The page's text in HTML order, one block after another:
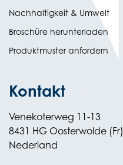
Nachhaltigkeit & Umwelt
Broschüre herunterladen
in
new
Produktmuster anfordern
Kontakt
Venekoterweg 11-13
8431 HG Oosterwolde (Fr)
Nederland